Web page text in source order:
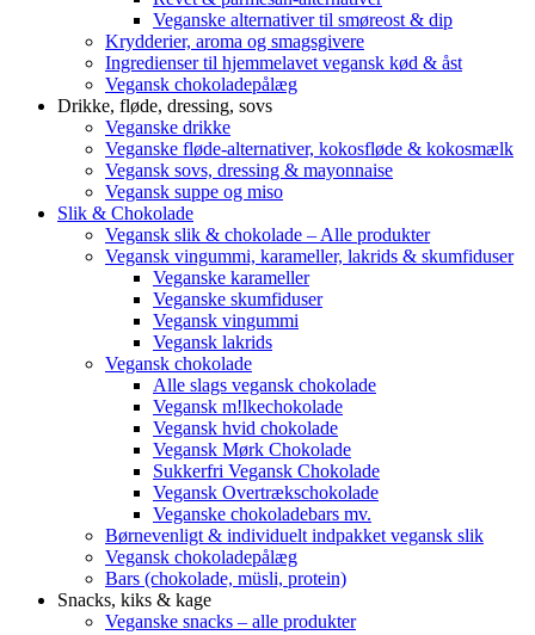
Veganske alternativer til smøreost & dip
Krydderier, aroma og smagsgivere
Ingredienser til hjemmelavet vegansk kød & åst
Vegansk chokoladepålæg
Drikke, fløde, dressing, sovs
Veganske drikke
Veganske fløde-alternativer, kokosfløde & kokosmælk
Vegansk sovs, dressing & mayonnaise
Vegansk suppe og miso
Slik & Chokolade
Vegansk slik & chokolade – Alle produkter
Vegansk vingummi, karameller, lakrids & skumfiduser
Veganske karameller
Veganske skumfiduser
Vegansk vingummi
Vegansk lakrids
Vegansk chokolade
Alle slags vegansk chokolade
Vegansk m!lkechokolade
Vegansk hvid chokolade
Vegansk Mørk Chokolade
Sukkerfri Vegansk Chokolade
Vegansk Overtrækschokolade
Veganske chokoladebars mv.
Børnevenligt & individuelt indpakket vegansk slik
Vegansk chokoladepålæg
Bars (chokolade, müsli, protein)
Snacks, kiks & kage
Veganske snacks – alle produkter